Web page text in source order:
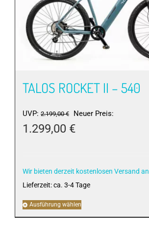
TALOS ROCKET II – 540
UVP: 2.199,00€
Ursprünglicher
Preis
Neuer Preis:
1.299,00 €
ist:
Wir bieten derzeit kostenlosen Versand an
Lieferzeit:ca. 3-4 Tage
Ausführung wählen
Produkt